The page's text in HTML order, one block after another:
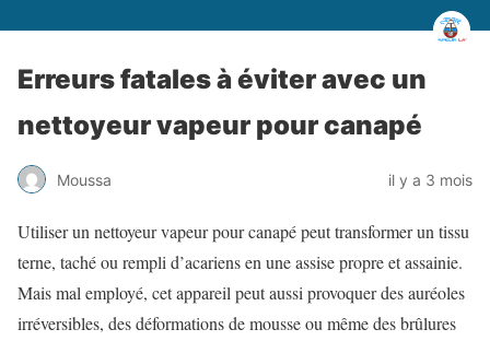
Erreurs fatales à éviter avec un
nettoyeur vapeur pour canapé
Moussa il y a 3 mois
Utiliser un nettoyeur vapeur pour canapé peut transformer un tissu
terne, taché ou rempli d’acariens en une assise propre et assainie.
Mais mal employé, cet appareil peut aussi provoquer des auréoles
irréversibles, des déformations de mousse ou même des brûlures